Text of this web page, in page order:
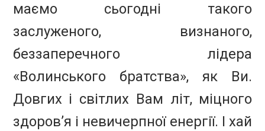
маємо сьогодні такого
заслуженого, визнаного,
беззаперечного лідера
«Волинського братства», як Ви.
Довгих і світлих Вам літ, міцного
здоров’я і невичерпної енергії. І хай